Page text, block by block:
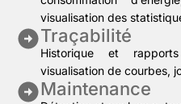
visualisation des
Traçabilité
Historique et rapports
visualisation de courbes,
Maintenance